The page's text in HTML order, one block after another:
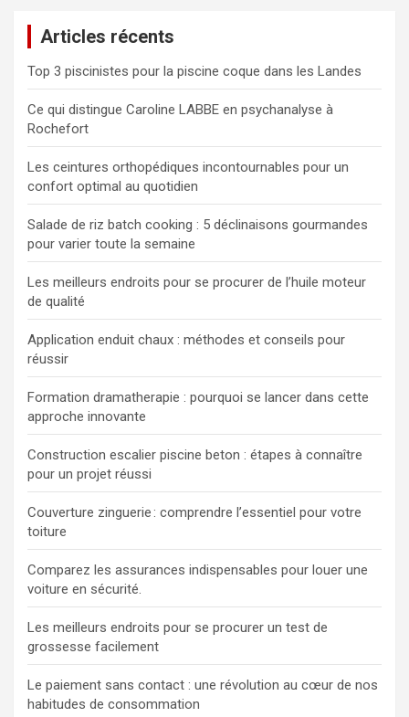
c
h
e
r
Articles récents
Top 3 piscinistes pour la piscine coque dans les Landes
Ce qui distingue Caroline LABBE en psychanalyse à
Rochefort
Les ceintures orthopédiques incontournables pour un
confort optimal au quotidien
Salade de riz batch cooking : 5 déclinaisons gourmandes
pour varier toute la semaine
Les meilleurs endroits pour se procurer de l’huile moteur
de qualité
Application enduit chaux : méthodes et conseils pour
réussir
Formation dramatherapie : pourquoi se lancer dans cette
approche innovante
Construction escalier piscine beton : étapes à connaître
pour un projet réussi
Couverture zinguerie : comprendre l’essentiel pour votre
toiture
Comparez les assurances indispensables pour louer une
voiture en sécurité.
Les meilleurs endroits pour se procurer un test de
grossesse facilement
Le paiement sans contact : une révolution au cœur de nos
habitudes de consommation